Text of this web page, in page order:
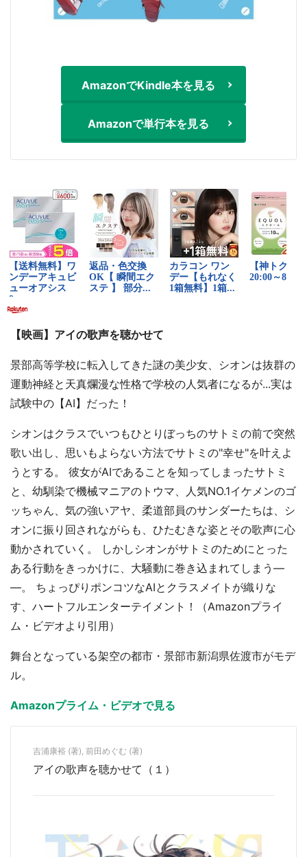
AmazonでKindle本を見る
Amazonで単行本を見る
【映画】アイの歌声を聴かせて
景部高等学校に転入してきた謎の美少女、シオンは抜群の
運動神経と天真爛漫な性格で学校の人気者になるが...実は
試験中の【AI】だった！
シオンはクラスでいつもひとりぼっちのサトミの前で突然
歌い出し、思いもよらない方法でサトミの"幸せ"を叶えよ
うとする。 彼女がAIであることを知ってしまったサトミ
と、幼馴染で機械マニアのトウマ、人気NO.1イケメンのゴ
ッちゃん、気の強いアヤ、柔道部員のサンダーたちは、シ
オンに振り回されながらも、ひたむきな姿とその歌声に心
動かされていく。 しかしシオンがサトミのためにとった
ある行動をきっかけに、大騒動に巻き込まれてしまう―
―。 ちょっぴりポンコツなAIとクラスメイトが織りな
す、ハートフルエンターテイメント！（Amazonプライ
ム・ビデオより引用）
舞台となっている架空の都市・景部市新潟県佐渡市がモデ
ル。
Amazonプライム・ビデオで見る
吉浦康裕 (著), 前田めぐむ (著)
アイの歌声を聴かせて（１）